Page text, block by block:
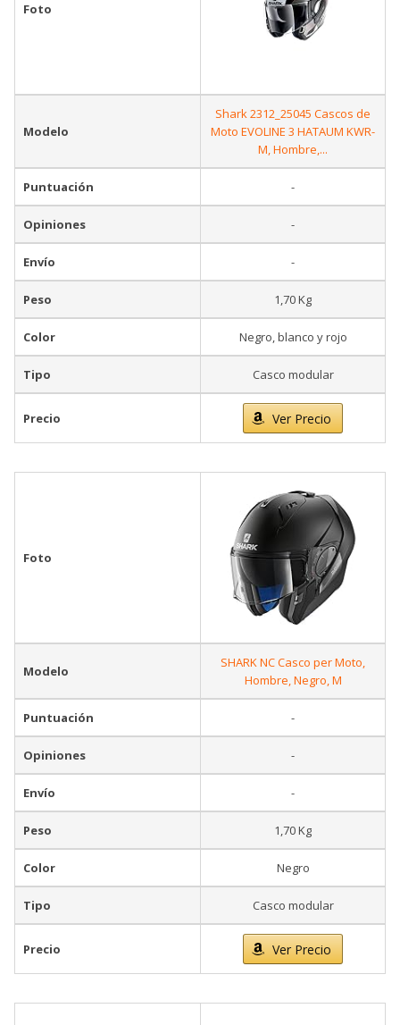
Foto
Modelo
Shark 2312_25045 Cascos de
Moto EVOLINE 3 HATAUM KWR-
M, Hombre,...
Puntuación -
Opiniones -
Envío -
Peso 1,70 Kg
Color Negro, blanco y rojo
Tipo Casco modular
Precio Ver Precio
Foto
Modelo
SHARK NC Casco per Moto,
Hombre, Negro, M
Puntuación -
Opiniones -
Envío -
Peso 1,70 Kg
Color Negro
Tipo Casco modular
Precio Ver Precio